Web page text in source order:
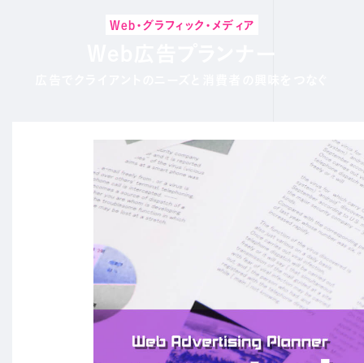
Web・グラフィック・メディア
Web広告プランナー
広告でクライアントのニーズと消費者の興味をつなぐ